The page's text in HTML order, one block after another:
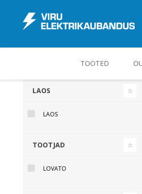
TOOTED
JUHT-, KONTROLL- JA
LAOS
LAOS
TOOTJAD
LOVATO